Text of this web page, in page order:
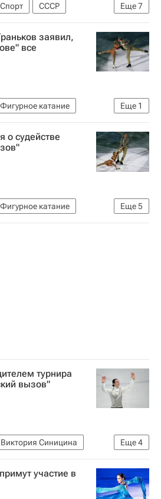
Еще7
Спорт
СССР
Тарасова
Климовазаявил,
все
Еще 1
Фигурное катание
о судействе
Еще5
Фигурное катание
Екатерина Климова
турнира
вызов"
Еще4
Виктория Синицина
Анастасия Мишина
Волосожар
участие в